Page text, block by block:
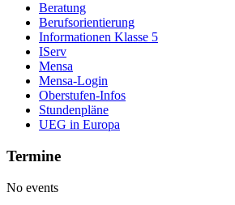
Beratung
Berufsorientierung
Informationen Klasse 5
IServ
Mensa
Mensa-Login
Oberstufen-Infos
Stundenpläne
UEG in Europa
Termine
No events